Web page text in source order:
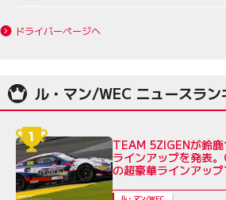
ドライバーページへ
ル・マン/WEC ニュースラン
TEAM 5ZIGENが鈴
ラインアップを発表
の超豪華ラインアッ
ル・マン/WEC